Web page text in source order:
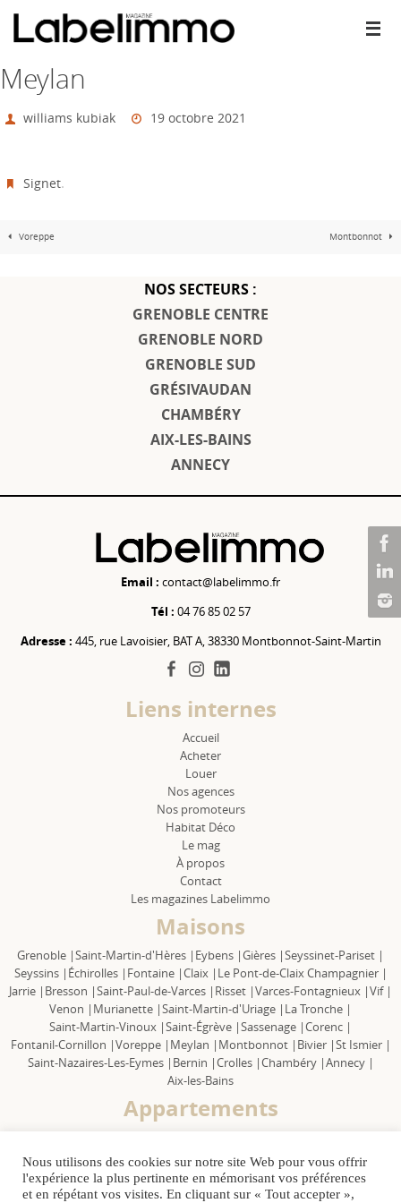
Meylan
williams kubiak 19 octobre 2021
Signet.
Voreppe Montbonnot
NOS SECTEURS :
GRENOBLE CENTRE
GRENOBLE NORD
GRENOBLE SUD
GRÉSIVAUDAN
CHAMBÉRY
AIX-LES-BAINS
ANNECY
Email : contact@labelimmo.fr
Tél : 04 76 85 02 57
Adresse : 445, rue Lavoisier, BAT A, 38330 Montbonnot-Saint-Martin
facebook
instagram
Liens internes
Accueil
Acheter
Louer
Nos agences
Nos promoteurs
Habitat Déco
Le mag
À propos
Contact
Les magazines Labelimmo
Maisons
Grenoble |Saint-Martin-d'Hères | Eybens |Gières |Seyssinet-Pariset |
Seyssins | Échirolles | Fontaine |Claix | Le Pont-de-Claix Champagnier |
Jarrie | Bresson |Saint-Paul-de-Varces | Risset |Varces-Fontagnieux |Vif |
Venon | Murianette |Saint-Martin-d'Uriage | La Tronche |
Saint-Martin-Vinoux |Saint-Égrève |Sassenage |Corenc |
Fontanil-Cornillon |Voreppe | Meylan | Montbonnot | Bivier |St Ismier |
Saint-Nazaires-Les-Eymes | Bernin |Crolles |Chambéry |Annecy |
Aix-les-Bains
Appartements
Seyssins |Échirolles | Fontaine | Claix |
Le Pont-de-Claix Champagnier |
Jarrie |Bresson |Saint Paul-de-Varces |Risset |Varces-Fontagnieux |
Venon |Murianette | Saint-Martin-d'Uriage |La Tronche |
Nous utilisons des cookies sur notre site Web pour vous offrir
l'expérience la plus pertinente en mémorisant vos préférences
et en répétant vos visites. En cliquant sur « Tout accepter »,